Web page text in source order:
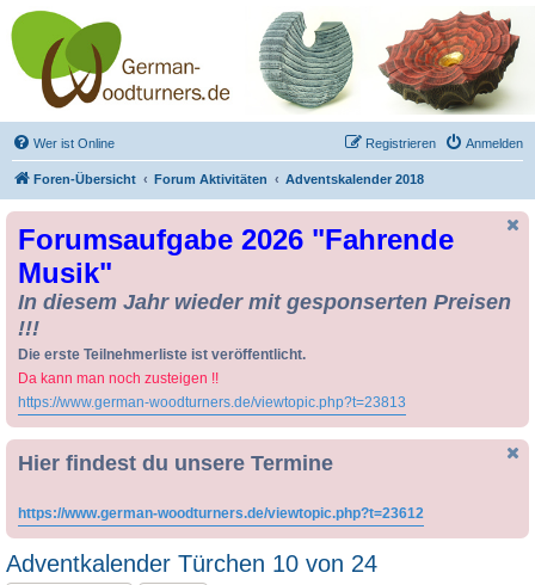
Drechseln und
Kunsthandwerk -
German-Woodturners
*Forum Sauerland*
Der Treffpunkt für Drechsler und Freunde des Kunsthandwerks
Wer ist Online Anmelden
Registrieren
Foren-Übersicht Forum Aktivitäten Adventskalender 2018
Forumsaufgabe 2026 "Fahrende
Musik"
In diesem Jahr wieder mit gesponserten Preisen
!!!
Die erste Teilnehmerliste ist veröffentlicht.
Da kann man noch zusteigen !!
https://www.german-woodturners.de/viewtopic.php?t=23813
Hier findest du unsere Termine
https://www.german-woodturners.de/viewtopic.php?t=23612
Adventkalender Türchen 10 von 24